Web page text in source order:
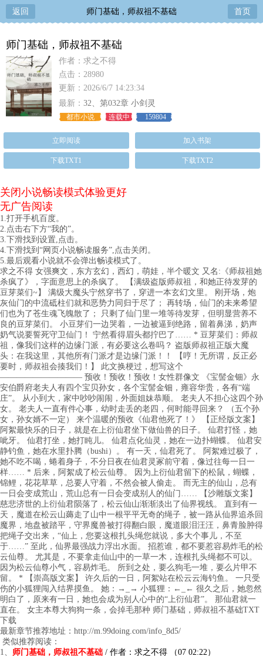
返回 师门基础，师叔祖不基础 首页
师门基础，师叔祖不基础
作者：求之不得
点击：28980
更新：2026/6/7 14:23:34
最新： 32、第032章 小剑灵
都市小说 连载中 159804
立即阅读 加入书架
下载TXT1 下载TXT2
关闭小说畅读模式体验更好
无广告阅读
1.打开手机百度。
2.点击右下方“我的”。
3.下滑找到设置,点击。
4.下滑找到“网页小说畅读服务”,点击关闭。
5.最后观看小说就不会弹出畅读模式了。
求之不得 女强爽文，东方玄幻，西幻，萌娃，半个暖文 又名:《师叔祖她
杀疯了》，字面意思上的杀疯了。 【满级盗版师叔祖，和她正待发芽的
豆芽菜们~】 满级大魔头宁然穿书了，穿进一本玄幻文里。 刚开场，炮
灰仙门的中流砥柱们就和恶势力同归于尽了； 再转场，仙门的未来希望
们也为了苍生魂飞魄散了； 只剩了仙门里一堆等待发芽，但明显营养不
良的豆芽菜们。 小豆芽们一边哭着，一边被逼到绝路，留着鼻涕，奶声
奶气说要誓死守卫仙门！ 宁然看得眉头都拧巴了…… * 豆芽菜们：师叔
祖，像我们这样的边缘门派，有必要这么卷吗？ 盗版师叔祖正版大魔
头：在我这里，其他所有门派才是边缘门派！！ 【哼！无所谓，反正必
要时，师叔祖会揍我们！】 此文换梗过，想写这个
—————————— 预收！预收！预收！女性群像文 《宝髻金钿》永
安伯爵府老夫人有四个宝贝孙女，各个宝髻金钿，雍容华贵，各有“端
庄”。 从小到大，家中吵吵闹闹，外面姐妹恭顺。 老夫人不担心这四个孙
女。 老夫人一直有件心事，幼时走丢的老四，何时能寻回来？ （五个孙
女，孙女婿不一定） 来个温暖的预收《仙君他死了！》 【正经版文案】
阿絮最快乐的日子，就是在上衍仙君坐下做仙兽的日子。 仙君打怪，她
呲牙。 仙君打坐，她打盹儿。 仙君点化仙灵，她在一边扑蝴蝶。 仙君安
静钓鱼，她在水里扑腾（bushi）。 有一天，仙君死了。 阿絮难过极了，
她不吃不喝，蜷着身子，不分日夜在仙君灵冢前守着，像过往每一日一
样…… * 后来，阿絮成了松云仙尊。 因为上衍仙君留下的松鼠，蝴蝶，
锦鲤，花花草草，总要人守着，不然会被人偷走。 而无主的仙山，总有
一日会变成荒山，荒山总有一日会变成别人的仙门…… 【沙雕版文案】
慈悲济世的上衍仙君陨落了，松云仙山渐渐淡出了仙界视线。 直到有一
天，魔道在松云山薅走了山中一根平平无奇的绳子，被一路从仙界追杀回
魔界，地盘被踏平，守界魔兽被打得翻白眼，魔道眼泪汪汪，鼻青脸肿得
把绳子交出来，“仙上，您要这根扎头绳您就说，多大个事儿，不至
于……” 至此，仙界最强战力浮出水面。 招惹谁，都不要惹容易炸毛的松
云仙尊。 尤其是，不要拿走仙山中的一草一木，连根扎头绳都不可以。
因为松云仙尊小气，容易炸毛。 所到之处，要么狗毛一堆，要么片甲不
留。 * 【崇高版文案】 许久后的一日，阿絮站在松云云海钓鱼。 一只受
伤的小狐狸闯入结界摸鱼。 她：→_→ 小狐狸：←_← 很久之后，她忽然
明白了，原来有一日，她也会成为别人心中的“上衍仙君”。 那仙君就一
直在。 女主本尊大狗狗一条，会掉毛那种 师门基础，师叔祖不基础TXT
下载
最新章节推荐地址：http://m.99doing.com/info_8d5/
类似推荐阅读：
1、 师门基础，师叔祖不基础 / 作者：求之不得 （07 02:22）